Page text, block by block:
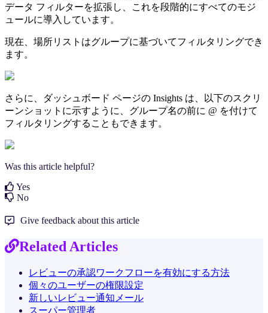
データ フィルターを拡張し、これを段階的にすべてのモジ
ュールに導入しています。
現在、場所リストはグループに基づいてフィルタリングでき
ます。
さらに、ダッシュボード ページの Insights は、以下のスクリ
ーンショットに示すように、グループ名の前に @ を付けて
フィルタリングすることもできます。
Was this article helpful?
Yes
No
Give feedback about this article
Related Articles
レビューの承認ワークフローを有効にする方法
個々のユーザーの権限設定
新しいレビュー通知メール
スーパー管理者